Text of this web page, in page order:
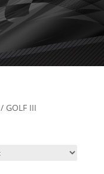
/ GOLF III